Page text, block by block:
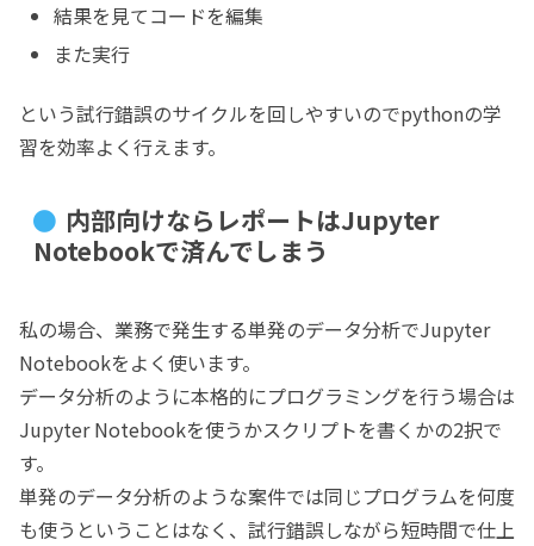
結果を見てコードを編集
また実行
という試行錯誤のサイクルを回しやすいのでpythonの学
習を効率よく行えます。
内部向けならレポートはJupyter
Notebookで済んでしまう
私の場合、業務で発生する単発のデータ分析でJupyter
Notebookをよく使います。
データ分析のように本格的にプログラミングを行う場合は
Jupyter Notebookを使うかスクリプトを書くかの2択で
す。
単発のデータ分析のような案件では同じプログラムを何度
も使うということはなく、試行錯誤しながら短時間で仕上